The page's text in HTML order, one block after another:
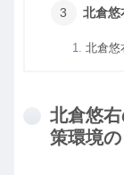
北倉悠
北倉悠
北倉悠
策環境